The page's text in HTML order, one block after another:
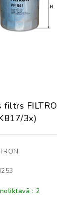
filtrs
3x)
: 2